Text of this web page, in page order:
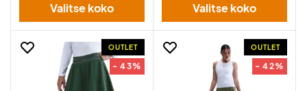
Valitse koko Valitse koko
OUTLET
- 43%
OUTLET
- 42%